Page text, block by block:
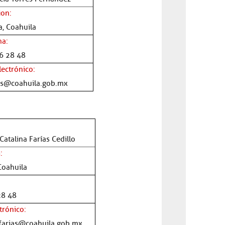
Coahuila
28 48
Farías Cedillo
48